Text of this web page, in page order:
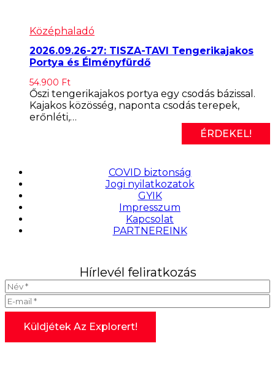
Középhaladó
2026.09.26-27: TISZA-TAVI Tengerikajakos
Portya és Élményfürdő
54.900 Ft
Őszi tengerikajakos portya egy csodás bázissal.
Kajakos közösség, naponta csodás terepek,
erőnléti,…
ÉRDEKEL!
COVID biztonság
Jogi nyilatkozatok
GYIK
Impresszum
Kapcsolat
PARTNEREINK
Hírlevél feliratkozás